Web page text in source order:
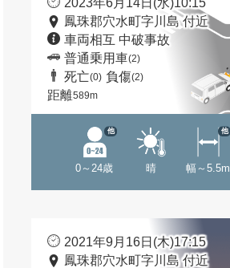
2023年6月14日(水)10:15
鳳珠郡穴水町字川島 付近
車両相互 中破事故
普通乗用車(2)
死亡(0) 負傷(2)
距離589m
0～24歳
他
晴 幅～5.5m
他
2021年9月16日(木)17:15
鳳珠郡穴水町字川島 付近